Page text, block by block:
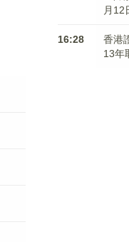
月12
16:28
香港
13年